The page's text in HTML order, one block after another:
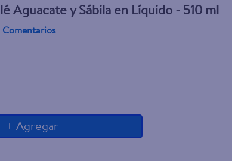
Aguacate y Sábila en Líquido - 510 ml
Comentarios
+ Agregar